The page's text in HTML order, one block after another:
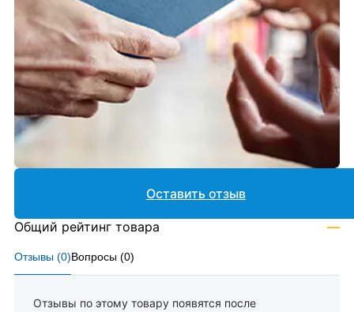
Отзывы (0)Вопросы (0)
Отзывы по этому товару появятся после
Оставить отзыв
Общий рейтинг товара —